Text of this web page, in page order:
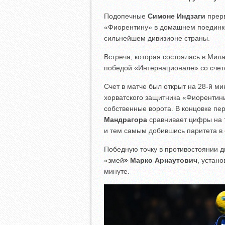
Подопечные Симоне Индзаги
«Фиорентину» в домашнем
сильнейшем дивизионе страны.
Встреча, которая состоялась в
победой «Интернационале» со
Счет в матче был открыт на 28-й
хорватского защитника
собственные ворота. В концовке
Мандрагора сравнивает цифры на
и тем самым добившись паритета в
Победную точку в противостоянии
«змей» Марко Арнаутович ,
минуте.